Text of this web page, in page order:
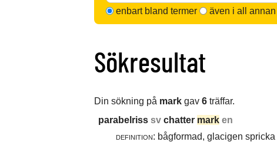
enbart bland termer
även i all annan
Sökresultat
Din sökning på mark gav 6 träffar.
parabelriss sv chatter mark en
definition: bågformad, glacigen